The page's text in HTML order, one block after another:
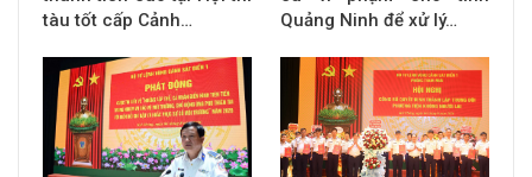
tàu tốt cấp Cảnh…
Quảng Ninh để xử lý…